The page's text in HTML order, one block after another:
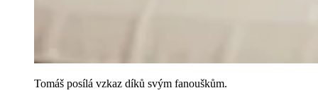
Tomáš posílá vzkaz díků svým fanouškům.